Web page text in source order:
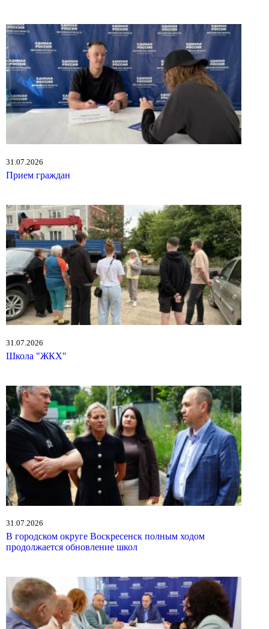
31.07.2026
Прием граждан
31.07.2026
Школа "ЖКХ"
31.07.2026
В городском округе Воскресенск полным ходом
продолжается обновление школ